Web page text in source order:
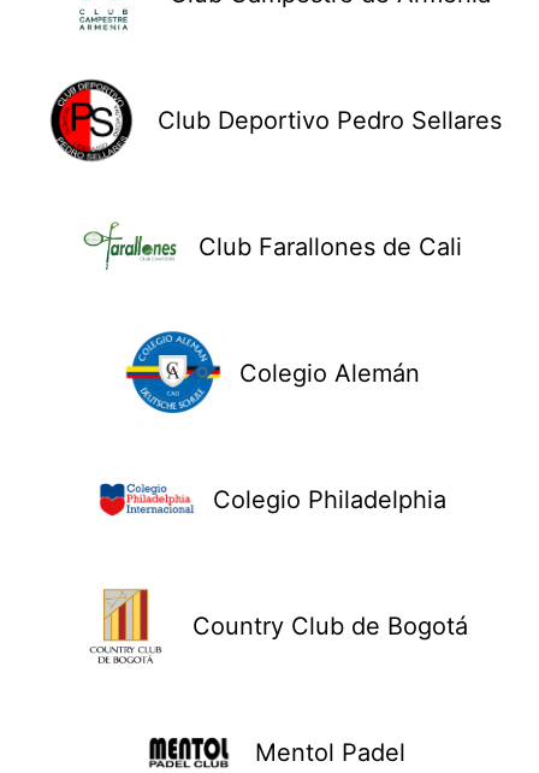
Club Deportivo Pedro Sellares
Club Farallones de Cali
Colegio Alemán
Colegio Philadelphia
Country Club de Bogotá
Mentol Padel